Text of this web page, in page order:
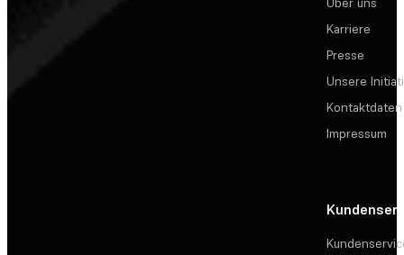
Karriere
Presse
Unsere
Kontaktdaten
Impressum